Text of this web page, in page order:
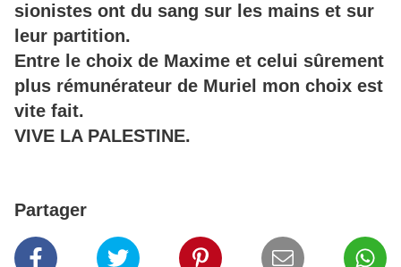
sionistes ont du sang sur les mains et sur
leur partition.
Entre le choix de Maxime et celui sûrement
plus rémunérateur de Muriel mon choix est
vite fait.
VIVE LA PALESTINE.
Partager